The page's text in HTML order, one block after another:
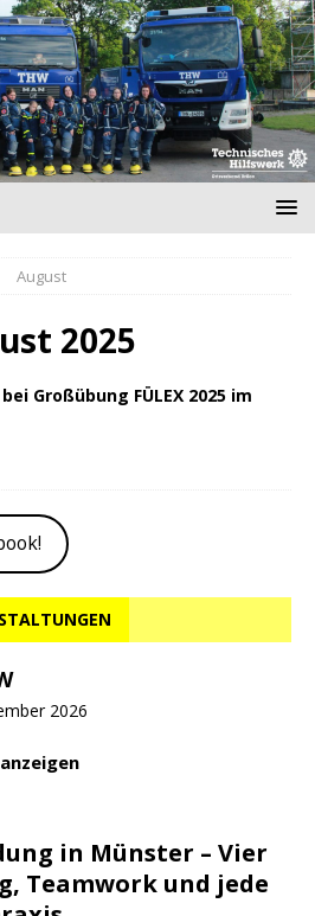
August
2025
Großübung FÜLEX 2025 im
2026
in Münster – Vier
Teamwork und jede